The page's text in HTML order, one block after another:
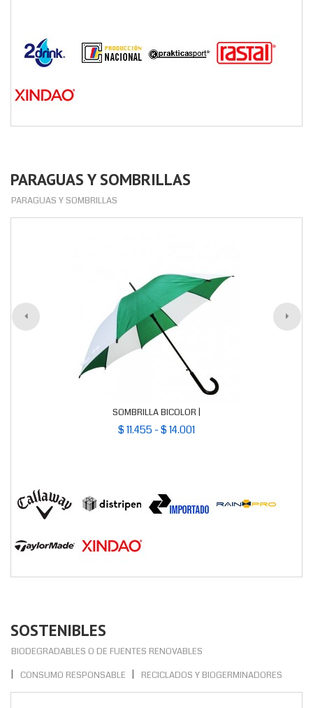
PARAGUAS Y SOMBRILLAS
PARAGUAS Y SOMBRILLAS
SOMBRILLA BICOLOR |
$ 11.455 - $ 14.001
SOSTENIBLES
BIODEGRADABLES O DE FUENTES RENOVABLES
CONSUMO RESPONSABLE
RECICLADOS Y BIOGERMINADORES